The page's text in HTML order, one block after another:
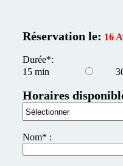
Réservation le: 16
Durée*:
15 min
Horaires
Nom* :